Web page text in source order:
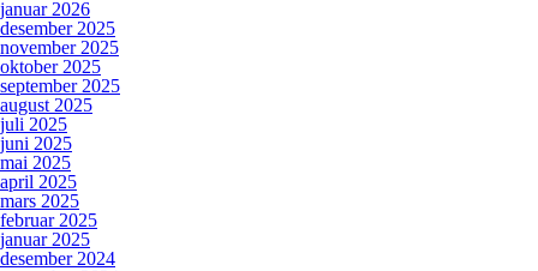
januar 2026
desember 2025
november 2025
oktober 2025
september 2025
august 2025
juli 2025
juni 2025
mai 2025
april 2025
mars 2025
februar 2025
januar 2025
desember 2024